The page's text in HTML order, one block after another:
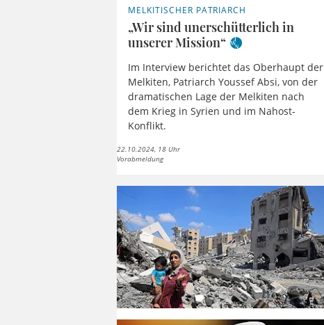
MELKITISCHER PATRIARCH
„Wir sind unerschütterlich in
unserer Mission“
Im Interview berichtet das Oberhaupt der
Melkiten, Patriarch Youssef Absi, von der
dramatischen Lage der Melkiten nach
dem Krieg in Syrien und im Nahost-
Konflikt.
22.10.2024, 18 Uhr
Vorabmeldung